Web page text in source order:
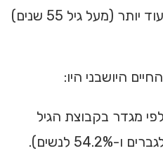
ובקרב משיבים מבוגרים עוד יותר (מעל גיל 55 שנים)
היושבני היו:
מגדר בקבוצת הגיל